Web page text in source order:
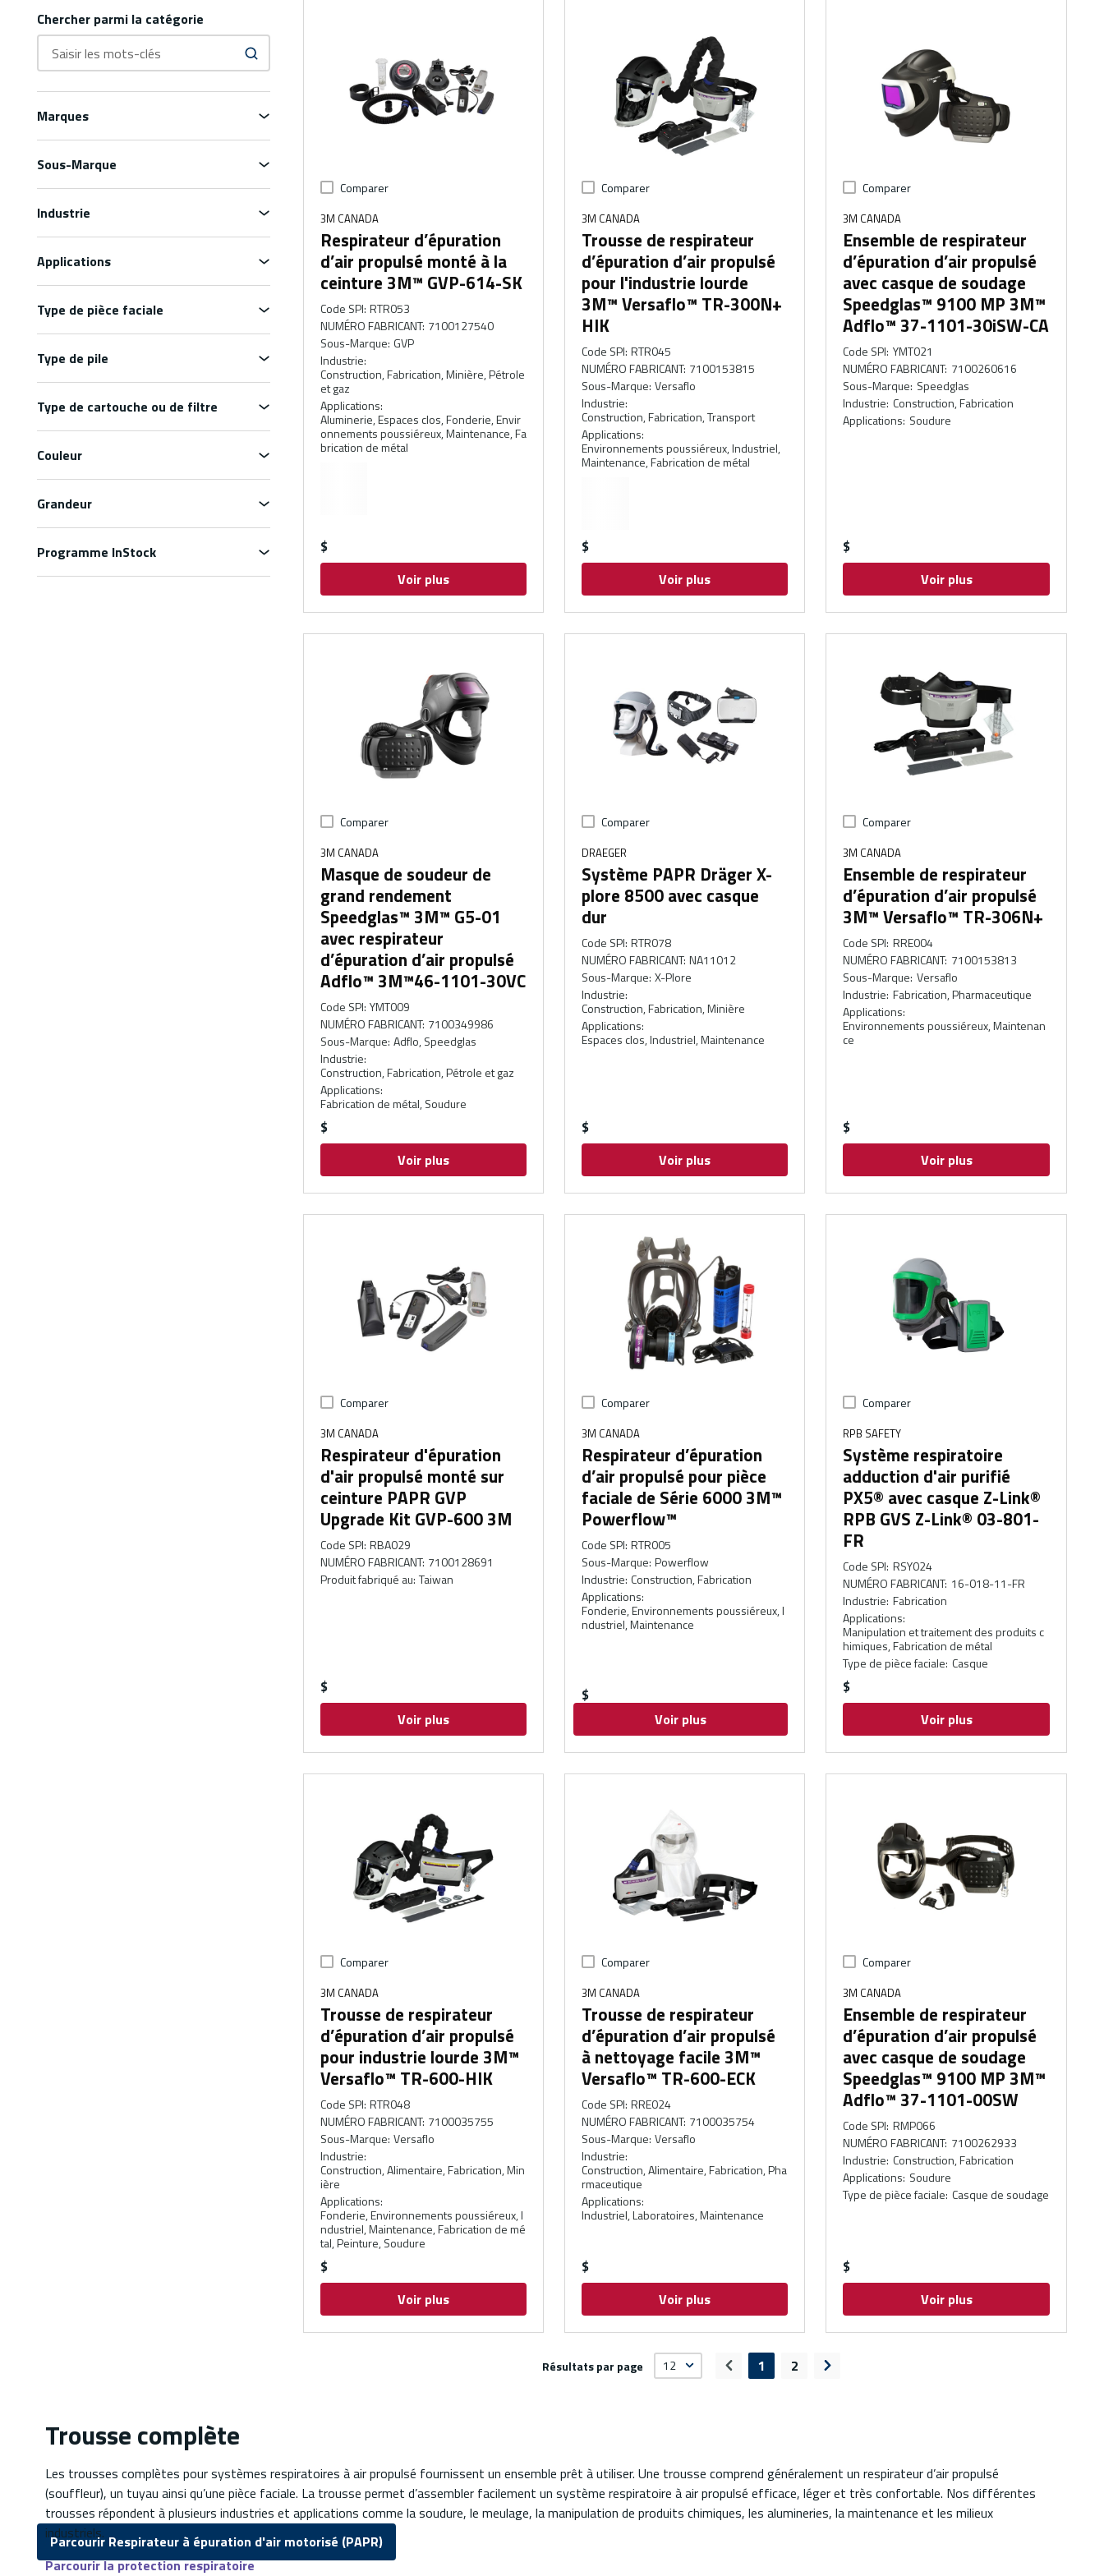
Chercher parmi la catégorie
Marques
Sous-Marque
Industrie
Applications
Type de pièce faciale
Type de pile
Type de cartouche ou de filtre
Couleur
Grandeur
Programme InStock
Comparer
3M CANADA
Respirateur d’épuration
d’air propulsé monté à la
ceinture 3M™ GVP-614-SK
Code SPI: RTR053
NUMÉRO FABRICANT: 7100127540
Sous-Marque: GVP
Industrie:
Construction, Fabrication, Minière, Pétrole
et gaz
Applications:
Aluminerie, Espaces clos, Fonderie, Envir
onnements poussiéreux, Maintenance, Fa
brication de métal
$
Voir plus
Comparer
3M CANADA
Trousse de respirateur
d’épuration d’air propulsé
pour l'industrie lourde
3M™ Versaflo™ TR-300N+
HIK
Code SPI: RTR045
NUMÉRO FABRICANT: 7100153815
Sous-Marque: Versaflo
Industrie:
Construction, Fabrication, Transport
Applications:
Environnements poussiéreux, Industriel,
Maintenance, Fabrication de métal
$
Voir plus
Comparer
3M CANADA
Ensemble de respirateur
d’épuration d’air propulsé
avec casque de soudage
Speedglas™ 9100 MP 3M™
Adflo™ 37-1101-30iSW-CA
Code SPI: YMT021
NUMÉRO FABRICANT: 7100260616
Sous-Marque: Speedglas
Industrie: Construction, Fabrication
Applications: Soudure
$
Voir plus
Comparer
3M CANADA
Masque de soudeur de
grand rendement
Speedglas™ 3M™ G5-01
avec respirateur
d’épuration d’air propulsé
Adflo™ 3M™46-1101-30VC
Code SPI: YMT009
NUMÉRO FABRICANT: 7100349986
Sous-Marque: Adflo, Speedglas
Industrie:
Construction, Fabrication, Pétrole et gaz
Applications:
Fabrication de métal, Soudure
$
Voir plus
Comparer
DRAEGER
Système PAPR Dräger X-
plore 8500 avec casque
dur
Code SPI: RTR078
NUMÉRO FABRICANT: NA11012
Sous-Marque: X-Plore
Industrie:
Construction, Fabrication, Minière
Applications:
Espaces clos, Industriel, Maintenance
$
Voir plus
Comparer
3M CANADA
Ensemble de respirateur
d’épuration d’air propulsé
3M™ Versaflo™ TR-306N+
Code SPI: RRE004
NUMÉRO FABRICANT: 7100153813
Sous-Marque: Versaflo
Industrie: Fabrication, Pharmaceutique
Applications:
Environnements poussiéreux, Maintenan
ce
$
Voir plus
Comparer
3M CANADA
Respirateur d'épuration
d'air propulsé monté sur
ceinture PAPR GVP
Upgrade Kit GVP-600 3M
Code SPI: RBA029
NUMÉRO FABRICANT: 7100128691
Produit fabriqué au: Taiwan
$
Voir plus
Comparer
3M CANADA
Respirateur d’épuration
d’air propulsé pour pièce
faciale de Série 6000 3M™
Powerflow™
Code SPI: RTR005
Sous-Marque: Powerflow
Industrie: Construction, Fabrication
Applications:
Fonderie, Environnements poussiéreux, I
ndustriel, Maintenance
$
Voir plus
Comparer
RPB SAFETY
Système respiratoire
adduction d'air purifié
PX5® avec casque Z-Link®
RPB GVS Z-Link® 03-801-
FR
Code SPI: RSY024
NUMÉRO FABRICANT: 16-018-11-FR
Industrie: Fabrication
Applications:
Manipulation et traitement des produits c
himiques, Fabrication de métal
Type de pièce faciale: Casque
$
Voir plus
Comparer
3M CANADA
Trousse de respirateur
d’épuration d’air propulsé
pour industrie lourde 3M™
Versaflo™ TR-600-HIK
Code SPI: RTR048
NUMÉRO FABRICANT: 7100035755
Sous-Marque: Versaflo
Industrie:
Construction, Alimentaire, Fabrication, Min
ière
Applications:
Fonderie, Environnements poussiéreux, I
ndustriel, Maintenance, Fabrication de mé
tal, Peinture, Soudure
$
Voir plus
Comparer
3M CANADA
Trousse de respirateur
d’épuration d’air propulsé
à nettoyage facile 3M™
Versaflo™ TR-600-ECK
Code SPI: RRE024
NUMÉRO FABRICANT: 7100035754
Sous-Marque: Versaflo
Industrie:
Construction, Alimentaire, Fabrication, Pha
rmaceutique
Applications:
Industriel, Laboratoires, Maintenance
$
Voir plus
Comparer
3M CANADA
Ensemble de respirateur
d’épuration d’air propulsé
avec casque de soudage
Speedglas™ 9100 MP 3M™
Adflo™ 37-1101-00SW
Code SPI: RMP066
NUMÉRO FABRICANT: 7100262933
Industrie: Construction, Fabrication
Applications: Soudure
Type de pièce faciale: Casque de soudage
$
Voir plus
Résultats par page Page précédente
1 2 Page suivante
Trousse complète
Les trousses complètes pour systèmes respiratoires à air propulsé fournissent un ensemble prêt à utiliser. Une trousse comprend généralement un respirateur d’air propulsé
(souffleur), un tuyau ainsi qu’une pièce faciale. La trousse permet d’assembler facilement un système respiratoire à air propulsé efficace, léger et très confortable. Nos différentes
trousses répondent à plusieurs industries et applications comme la soudure, le meulage, la manipulation de produits chimiques, les alumineries, la maintenance et les milieux
industriels.
Parcourir la protection respiratoire
Parcourir Respirateur à épuration d'air motorisé (PAPR)